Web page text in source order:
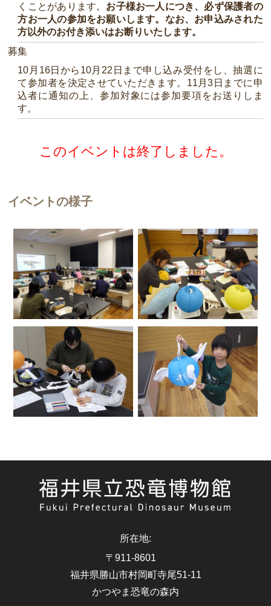
くことがあります。 お子様お一人につき、必ず保護者の
方お一人の参加をお願いします。なお、お申込みされた
方以外のお付き添いはお断りいたします。
募集
10月16日から10月22日まで申し込み受付をし、抽選に
て参加者を決定させていただきます。11月3日までに申
込者に通知の上、参加対象には参加要項をお送りしま
す。
このイベントは終了しました。
イベントの様子
所在地:
〒911-8601
福井県勝山市村岡町寺尾51-11
かつやま恐竜の森内